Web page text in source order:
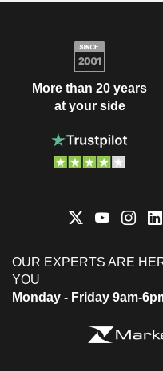
More than 20 years
at your side
OUR EXPERTS ARE
YOU
Monday - Friday 9am-